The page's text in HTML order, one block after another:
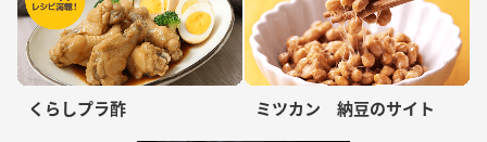
くらしプラ酢 ミツカン 納豆のサイト